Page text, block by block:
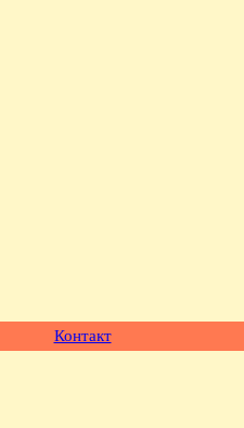
Контакт